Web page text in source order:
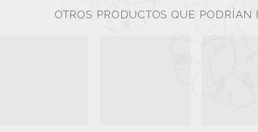
OTROS PRODUCTOS QUE PODRÍAN